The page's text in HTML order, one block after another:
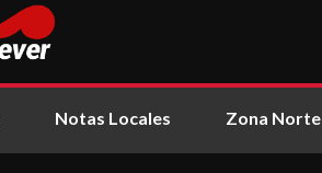
Notas Locales Zona Norte